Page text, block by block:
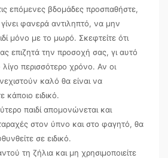
επόμενες βδομάδες προσπαθήστε,
φανερά αντιληπτό, να μην
μόνο με το μωρό. Σκεφτείτε ότι
επιζητά την προσοχή σας, γι αυτό
περισσότερο χρόνο. Αν οι
καλό θα είναι να
κάποιο ειδικό.
παιδί απομονώνεται και
στον ύπνο και στο φαγητό, θα
σε ειδικό.
τη ζήλια και μη χρησιμοποιείτε